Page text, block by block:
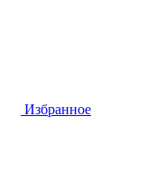
Избранное